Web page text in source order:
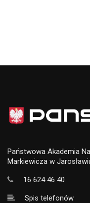
Państwowa Akademia
Markiewicza w
16 624 46 40
Spis telefonów